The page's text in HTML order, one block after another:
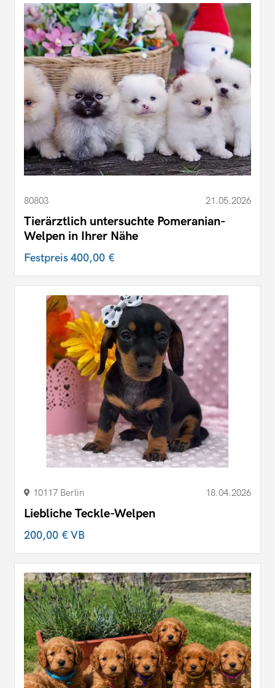
80803 21.05.2026
Tierärztlich untersuchte Pomeranian-
Welpen in Ihrer Nähe
Festpreis400,00 €
10117 Berlin 18.04.2026
Liebliche Teckle-Welpen
200,00 €VB